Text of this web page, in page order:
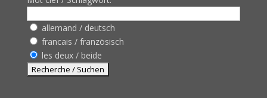
allemand / deutsch
francais / französisch
les deux / beide